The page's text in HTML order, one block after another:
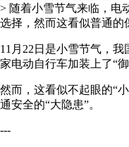
> 随着小雪节气来临，电
选择，然而这看似普通的
11月22日是小雪节气，
家电动自行车加装上了“
然而，这看似不起眼的“
通安全的“大隐患”。
---